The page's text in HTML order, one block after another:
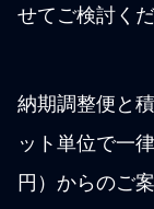
せてご検討くだ
納期調整便と
ット単位で一
円）からのご